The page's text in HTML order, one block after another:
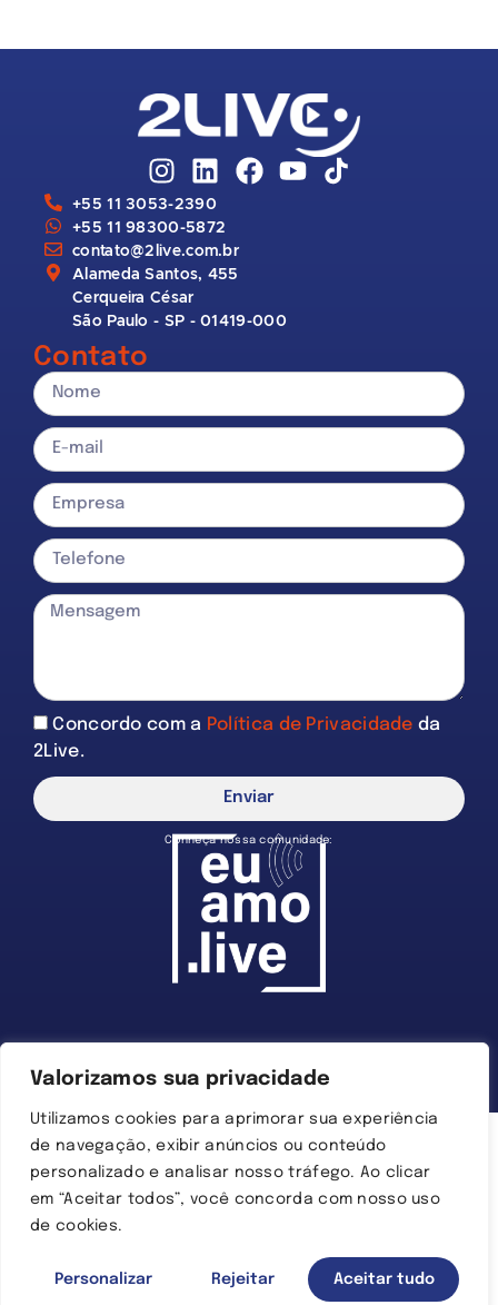
Valorizamos sua privacidade
Utilizamos cookies para aprimorar sua experiência
de navegação, exibir anúncios ou conteúdo
personalizado e analisar nosso tráfego. Ao clicar
em “Aceitar todos”, você concorda com nosso uso
de cookies.
Personalizar Rejeitar Aceitar tudo
+55 11 3053-2390
+55 11 98300-5872
contato@2live.com.br
Alameda Santos, 455
Cerqueira César
São Paulo - SP - 01419-000
Contato
Concordo com a Política de Privacidadeda
2Live.
Enviar
Conheça nossa comunidade:
Reservados. CNPJ.: 33.178.979/0001-41